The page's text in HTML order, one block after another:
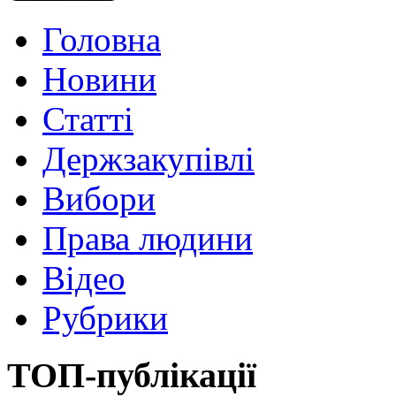
Головна
Новини
Статті
Держзакупівлі
Вибори
Права людини
Відео
Рубрики
ТОП-публікації